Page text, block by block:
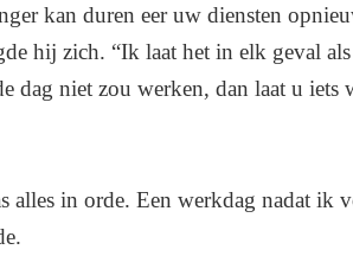
kan duren eer uw diensten
hij zich. “Ik laat het in elk geval als
dag niet zou werken, dan laat u iets
alles in orde. Een werkdag nadat ik